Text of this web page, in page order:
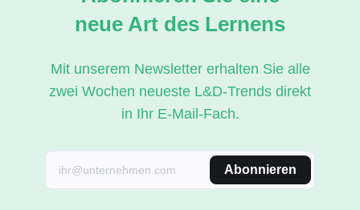
neue Art des Lernens
Mit unserem Newsletter erhalten Sie alle
zwei Wochen neueste L&D-Trends direkt
in Ihr E-Mail-Fach.
Abonnieren